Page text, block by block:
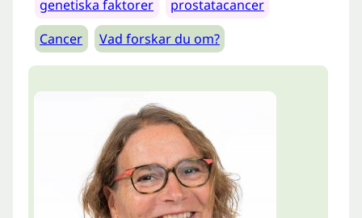
genetiska faktorer
prostatacancer
Cancer
Vad forskar du om?